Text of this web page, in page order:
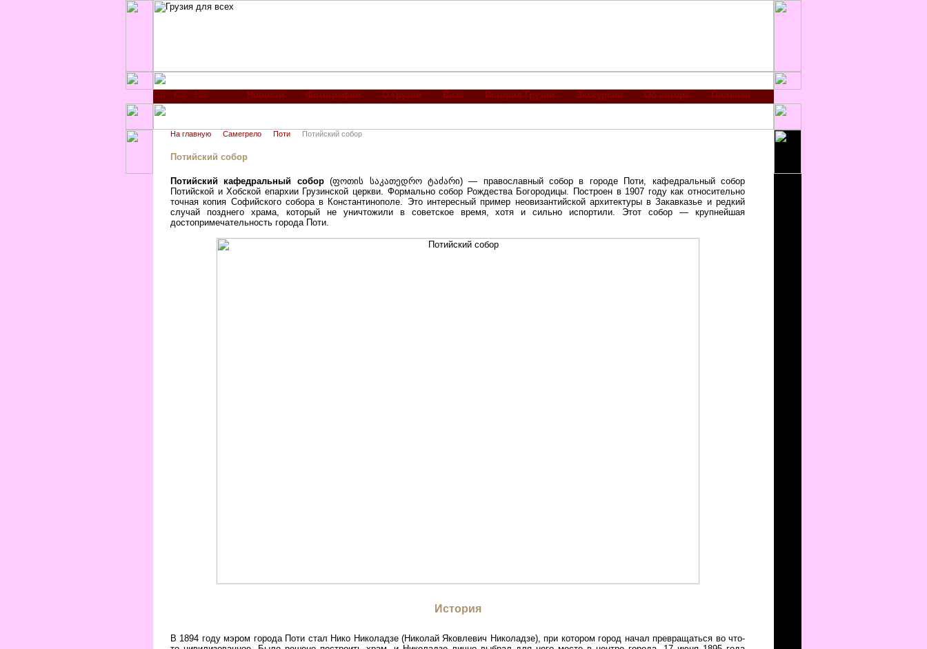
Новости Фотографии О Грузии Виза История Грузии Экскурсии Об авторе Гостевая
На главную Самегрело Поти Потийский собор
Потийский собор
Потийский кафедральный собор(ფოთის საკათედრო ტაძარი) — православный собор в городе Поти, кафедральный собор
Потийской и Хобской епархии Грузинской церкви. Формально собор Рождества Богородицы. Построен в 1907 году как относительно
точная копия Софийского собора в Константинополе. Это интересный пример неовизантийской архитектуры в Закавказье и редкий
случай позднего храма, который не уничтожили в советское время, хотя и сильно испортили. Этот собор — крупнейшая
достопримечательность города Поти.
История
В 1894 году мэром города Поти стал Нико Николадзе (Николай Яковлевич Николадзе), при котором город начал превращаться во что-